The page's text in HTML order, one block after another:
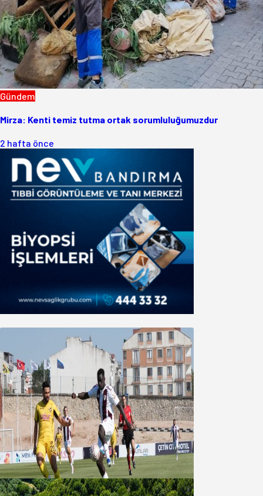
Gündem
Mirza: Kenti temiz tutma ortak sorumluluğumuzdur
2 hafta önce
Bandırmaspor’dan 3 gollü başlangıç
08 Ağustos 2026